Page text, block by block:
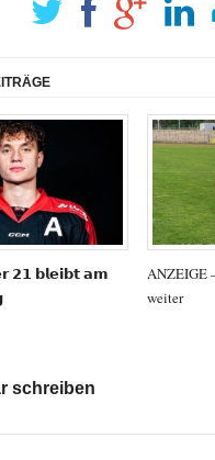
𝗯𝗹𝗲𝗶𝗯𝘁 𝗮𝗺
ANZEIGE
weiter
schreiben